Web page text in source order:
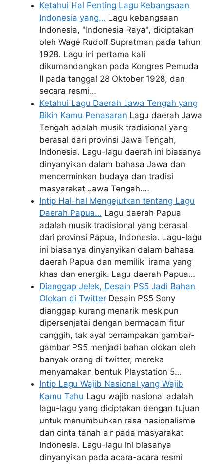
Ketahui Hal Penting Lagu Kebangsaan
Indonesia yang… Lagu kebangsaan
Indonesia, "Indonesia Raya", diciptakan
oleh Wage Rudolf Supratman pada tahun
1928. Lagu ini pertama kali
dikumandangkan pada Kongres Pemuda
II pada tanggal 28 Oktober 1928, dan
secara resmi…
Ketahui Lagu Daerah Jawa Tengah yang
Bikin Kamu Penasaran Lagu daerah Jawa
Tengah adalah musik tradisional yang
berasal dari provinsi Jawa Tengah,
Indonesia. Lagu-lagu daerah ini biasanya
dinyanyikan dalam bahasa Jawa dan
mencerminkan budaya dan tradisi
masyarakat Jawa Tengah.…
Intip Hal-hal Mengejutkan tentang Lagu
Daerah Papua… Lagu daerah Papua
adalah musik tradisional yang berasal
dari provinsi Papua, Indonesia. Lagu-lagu
ini biasanya dinyanyikan dalam bahasa
daerah Papua dan memiliki irama yang
khas dan energik. Lagu daerah Papua…
Dianggap Jelek, Desain PS5 Jadi Bahan
Olokan di Twitter Desain PS5 Sony
dianggap kurang menarik meskipun
dipersenjatai dengan bermacam fitur
canggih, tak ayal penampakan gambar-
gambar PS5 menjadi bahan olokan oleh
banyak orang di twitter, mereka
menyamakan bentuk Playstation 5…
Intip Lagu Wajib Nasional yang Wajib
Kamu Tahu Lagu wajib nasional adalah
lagu-lagu yang diciptakan dengan tujuan
untuk menumbuhkan rasa nasionalisme
dan cinta tanah air pada masyarakat
Indonesia. Lagu-lagu ini biasanya
dinyanyikan pada acara-acara resmi